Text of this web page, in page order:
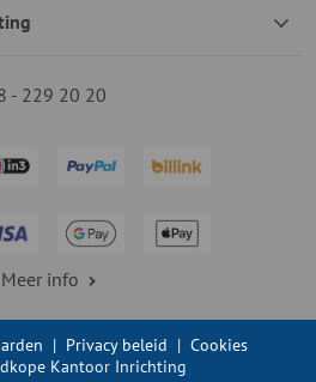
- 229 20 20
Meer info
| Privacy beleid | Cookies
Kantoor Inrichting